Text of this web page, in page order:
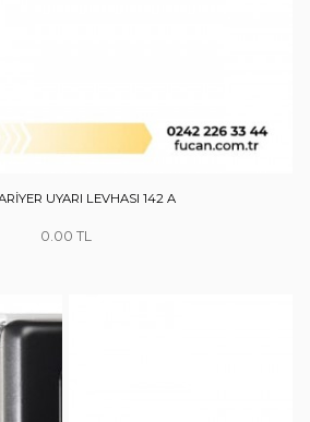
UYARI LEVHASI 142 A
0.00